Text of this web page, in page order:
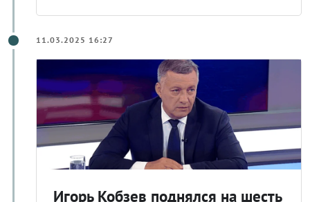
11.03.2025 16:27
Игорь Кобзев поднялся на шесть